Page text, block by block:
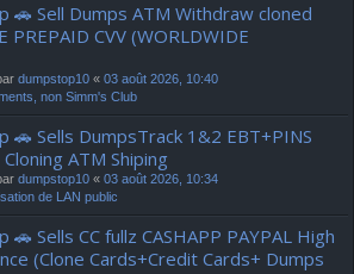
🚗 Sell Dumps ATM Withdraw cloned
PREPAID CVV (WORLDWIDE
dumpstop10 « 03 août 2026, 10:40
non Simm's Club
🚗 Sells DumpsTrack 1&2 EBT+PINS
ATM Shiping
dumpstop10 « 03 août 2026, 10:34
de LAN public
Sells CC fullz CASHAPP PAYPAL High
(Clone Cards+Credit Cards+ Dumps